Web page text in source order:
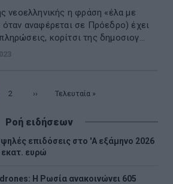
νεοελληνικής η φράση «έλα με
αναφέρεται σε Πρόεδρο) έχει
κορίτσι της δημοσιογ...
Σελίδα
2 Επόμενη
›› Τελευταία
Τελευταία »
Ροή ειδήσεων
επιδόσεις στο 'A εξάμηνο 2026
ευρώ
Η Ρωσία ανακοινώνει 605